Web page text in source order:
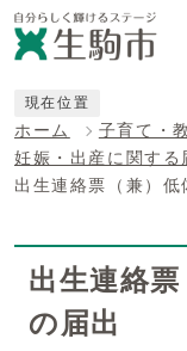
現在位置
ホーム 子育て・
妊娠・出産に関する
出生連絡票（兼）低
出生連絡
の届出